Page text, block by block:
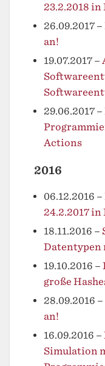
23.2.2018 in
26.09.2017 –
an!
19.07.2017 –
29.06.2017 –
Actions
2016
06.12.2016 –
24.2.2017
18.11.2016 –
Datentypen
19.10.2016 –
große
28.09.2016 –
an!
16.09.2016 –
Simulation